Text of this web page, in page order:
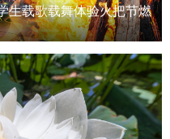
生载歌载舞体验火把节燃